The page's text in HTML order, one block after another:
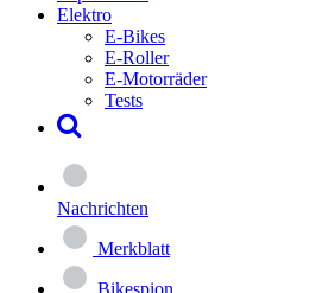
Elektro
E-Bikes
E-Roller
E-Motorräder
Tests
Nachrichten
Merkblatt
Bikespion